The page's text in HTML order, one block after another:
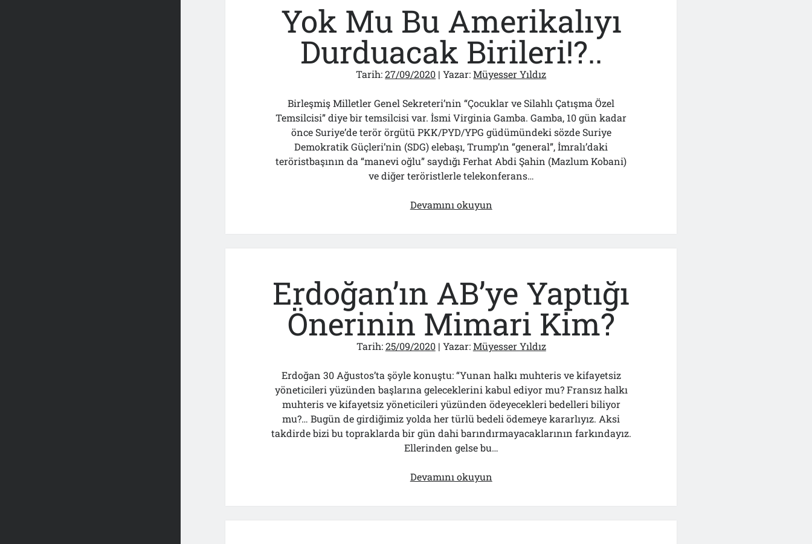
Mı?
Yok Mu Bu Amerikalıyı
Durduacak Birileri!?..
Tarih:27/09/2020 | Yazar:Müyesser Yıldız
Birleşmiş Milletler Genel Sekreteri’nin “Çocuklar ve Silahlı Çatışma Özel
Temsilcisi” diye bir temsilcisi var. İsmi Virginia Gamba. Gamba, 10 gün kadar
önce Suriye’de terör örgütü PKK/PYD/YPG güdümündeki sözde Suriye
Demokratik Güçleri’nin (SDG) elebaşı, Trump’ın “general”, İmralı’daki
teröristbaşının da “manevi oğlu” saydığı Ferhat Abdi Şahin (Mazlum Kobani)
ve diğer teröristlerle telekonferans…
Devamını okuyun
Erdoğan’ın AB’ye Yaptığı
Önerinin Mimari Kim?
Tarih:25/09/2020| Yazar:Müyesser Yıldız
Erdoğan 30 Ağustos’ta şöyle konuştu: “Yunan halkı muhteris ve kifayetsiz
yöneticileri yüzünden başlarına geleceklerini kabul ediyor mu? Fransız halkı
muhteris ve kifayetsiz yöneticileri yüzünden ödeyecekleri bedelleri biliyor
mu?… Bugün de girdiğimiz yolda her türlü bedeli ödemeye kararlıyız. Aksi
takdirde bizi bu topraklarda bir gün dahi barındırmayacaklarının farkındayız.
Ellerinden gelse bu…
Devamını okuyun